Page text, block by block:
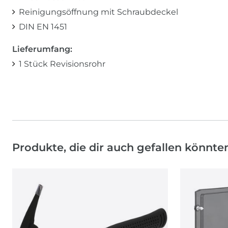
Reinigungsöffnung mit Schraubdeckel
DIN EN 1451
Lieferumfang:
1 Stück Revisionsrohr
Produkte, die dir auch gefallen